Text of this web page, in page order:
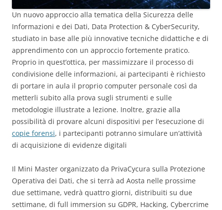
Un nuovo approccio alla tematica della Sicurezza delle
Informazioni e dei Dati, Data Protection & CyberSecurity,
studiato in base alle più innovative tecniche didattiche e di
apprendimento con un approccio fortemente pratico.
Proprio in quest’ottica, per massimizzare il processo di
condivisione delle informazioni, ai partecipanti è richiesto
di portare in aula il proprio computer personale così da
metterli subito alla prova sugli strumenti e sulle
metodologie illustrate a lezione. Inoltre, grazie alla
possibilità di provare alcuni dispositivi per l’esecuzione di
copie forensi, i partecipanti potranno simulare un’attività
di acquisizione di evidenze digitali
Il Mini Master organizzato da PrivaCycura sulla Protezione
Operativa dei Dati, che si terrà ad Aosta nelle prossime
due settimane, vedrà quattro giorni, distribuiti su due
settimane, di full immersion su GDPR, Hacking, Cybercrime